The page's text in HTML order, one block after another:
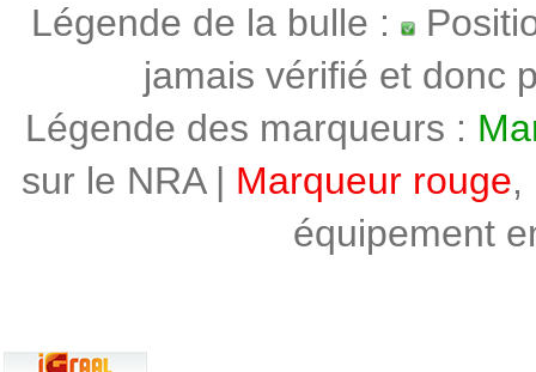
Légende de la bulle :
jamais vérifié et donc
Légende des marqueurs :
sur le NRA | Marqueur rouge,
équipement